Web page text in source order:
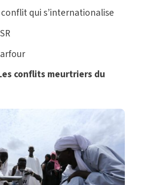
conflit qui s’internationalise
conflits meurtriers du